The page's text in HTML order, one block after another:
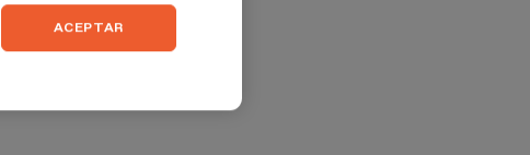
ACEPTAR